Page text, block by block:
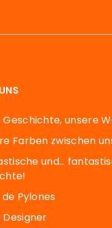
Geschichte, unsere
Farben zwischen
und…
Pylones
Designer